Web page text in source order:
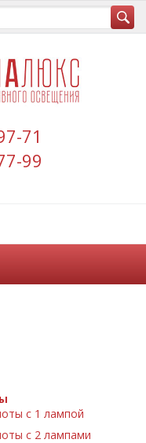
71
99
с 1 лампой
с 2 лампами